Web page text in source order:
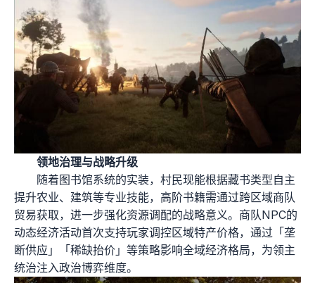
领地治理与战略升级
随着图书馆系统的实装，村民现能根据藏书类型自主
提升农业、建筑等专业技能，高阶书籍需通过跨区域商队
贸易获取，进一步强化资源调配的战略意义。商队NPC的
动态经济活动首次支持玩家调控区域特产价格，通过「垄
断供应」「稀缺抬价」等策略影响全域经济格局，为领主
统治注入政治博弈维度。